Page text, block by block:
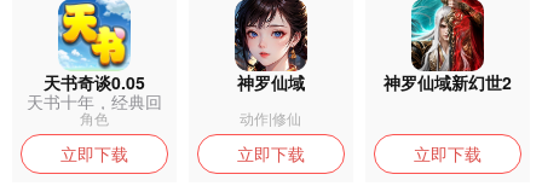
天书奇谈0.05
天书十年，经典回
合。
角色
立即下载
神罗仙域
动作|修仙
立即下载
神罗仙域新幻世2
立即下载